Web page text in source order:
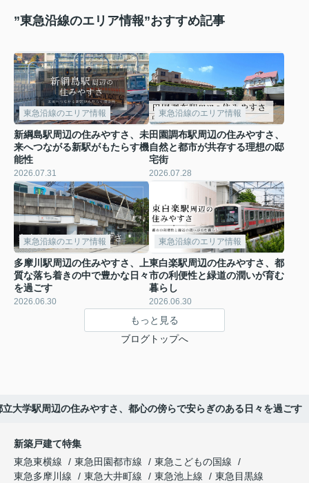
”東急沿線のエリア情報”おすすめ記事
東急沿線のエリア情報
新綱島駅周辺の住みやすさ、未
来へつながる新駅がもたらす機
能性
2026.07.31
東急沿線のエリア情報
田園調布駅周辺の住みやすさ、
自然と都市が共存する理想の邸
宅街
2026.07.28
東急沿線のエリア情報
多摩川駅周辺の住みやすさ、上
質な落ち着きの中で豊かな日々
を過ごす
2026.06.30
東急沿線のエリア情報
東白楽駅周辺の住みやすさ、都
市の利便性と緑道の潤いが育む
暮らし
2026.06.30
もっと見る
ブログトップへ
立大学駅周辺の住みやすさ、都心の傍らで安らぎのある日々を過ごす
新築戸建て特集
東急東横線
東急田園都市線
東急こどもの国線
東急多摩川線
東急大井町線 東急池上線
東急目黒線